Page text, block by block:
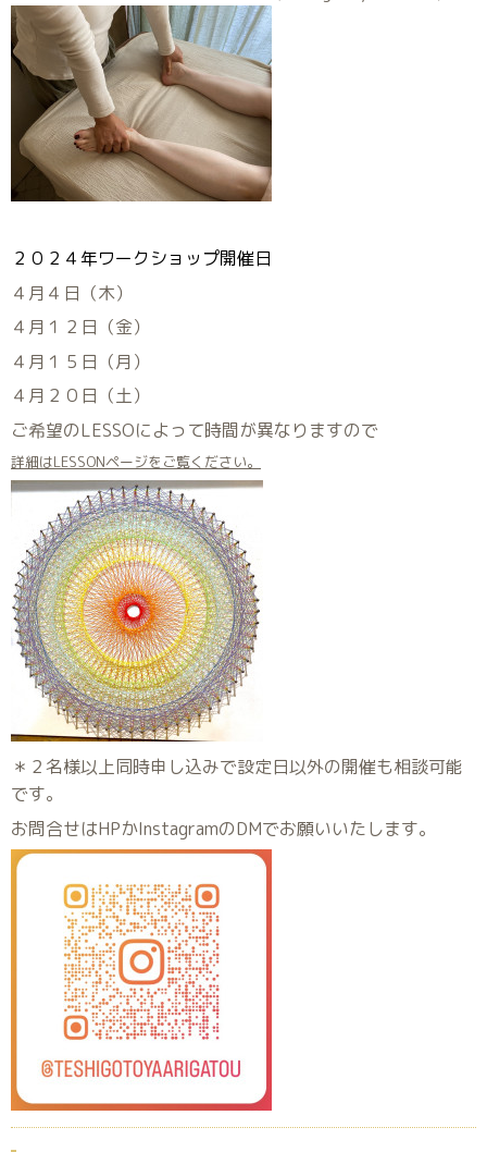
２０２４年ワークショップ開催日
４月４日（木）
４月１２日（金）
４月１５日（月）
４月２０日（土）
ご希望のLESSOによって時間が異なりますので
詳細はLESSONページをご覧ください。
＊２名様以上同時申し込みで設定日以外の開催も相談可能
です。
お問合せはHPかInstagramのDMでお願いいたします。